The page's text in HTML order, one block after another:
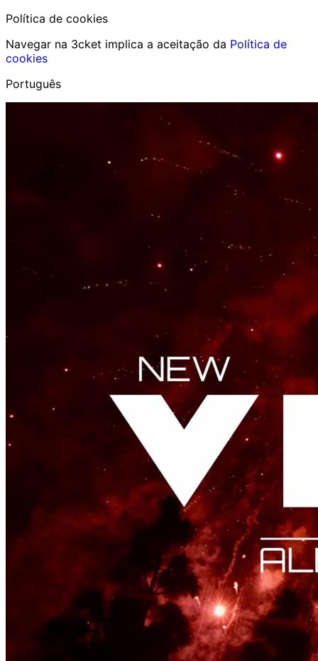
Política de cookies
Navegar na 3cket implica a aceitação da Política de
cookies
Português